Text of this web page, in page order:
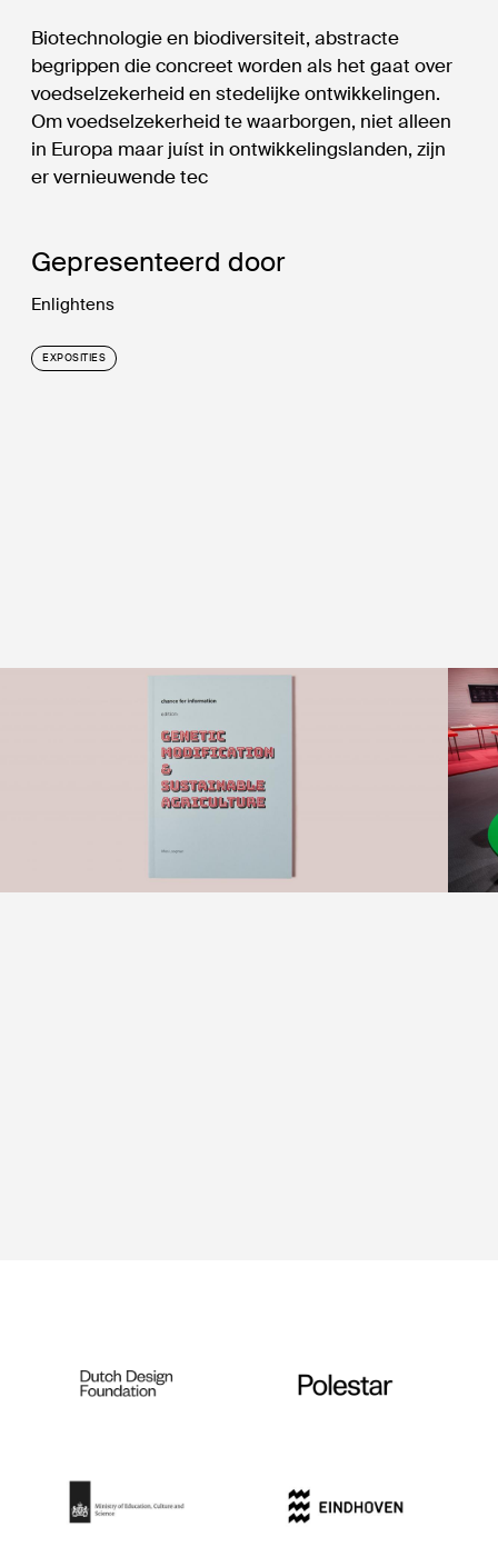
Gepresenteerd door
Enlightens
EXPOSITIES
Biotechnologie en biodiversiteit, abstracte
begrippen die concreet worden als het gaat over
voedselzekerheid en stedelijke ontwikkelingen.
Om voedselzekerheid te waarborgen, niet alleen
in Europa maar juíst in ontwikkelingslanden, zijn
er vernieuwende tec